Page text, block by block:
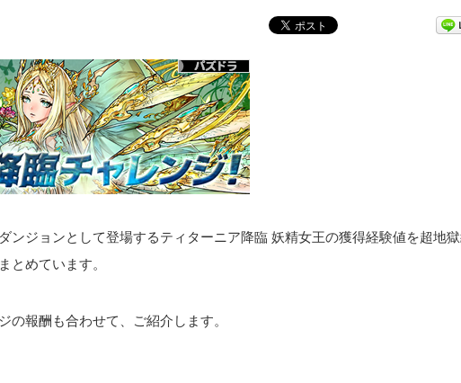
ンジョンとして登場するティターニア降臨 妖精女王の獲得経験値を超地
とめています。
の報酬も合わせて、ご紹介します。